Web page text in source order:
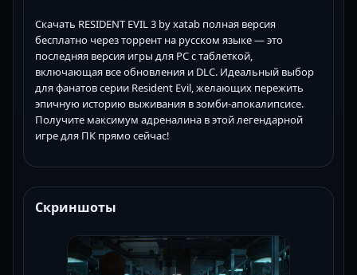
Скачать RESIDENT EVIL 3 by xatab полная версия
бесплатно через торрент на русском языке — это
последняя версия игры для PC с таблеткой,
включающая все обновления и DLC. Идеальный выбор
для фанатов серии Resident Evil, желающих пережить
эпичную историю выживания в зомби-апокалипсисе.
Получите максимум адреналина в этой легендарной
игре для ПК прямо сейчас!
Скриншоты